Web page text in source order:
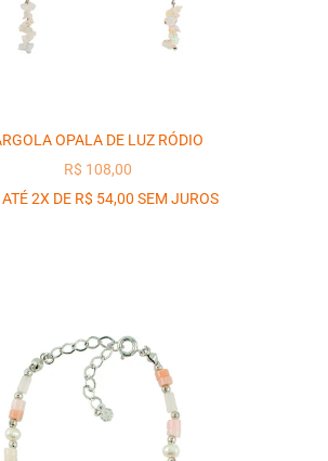
OPALA DE LUZ RÓDIO
PREÇO PROMOCIONAL
R$ 108,00
2X DE R$ 54,00 SEM JUROS